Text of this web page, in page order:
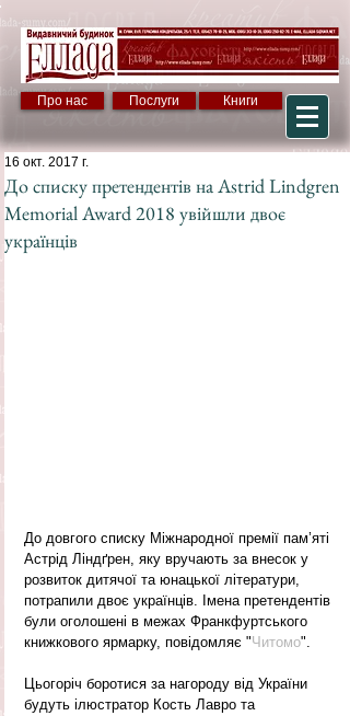
Про нас Послуги Книги
До списку претендентів на Astrid Lindgren
Memorial Award 2018 увійшли двоє
українців
16 окт. 2017 г.
До довгого списку Міжнародної премії пам’яті
Астрід Ліндґрен, яку вручають за внесок у
розвиток дитячої та юнацької літератури,
потрапили двоє українців. Імена претендентів
були оголошені в межах Франкфуртського
книжкового ярмарку, повідомляє "Читомо".
Цьогоріч боротися за нагороду від України
будуть ілюстратор Кость Лавро та